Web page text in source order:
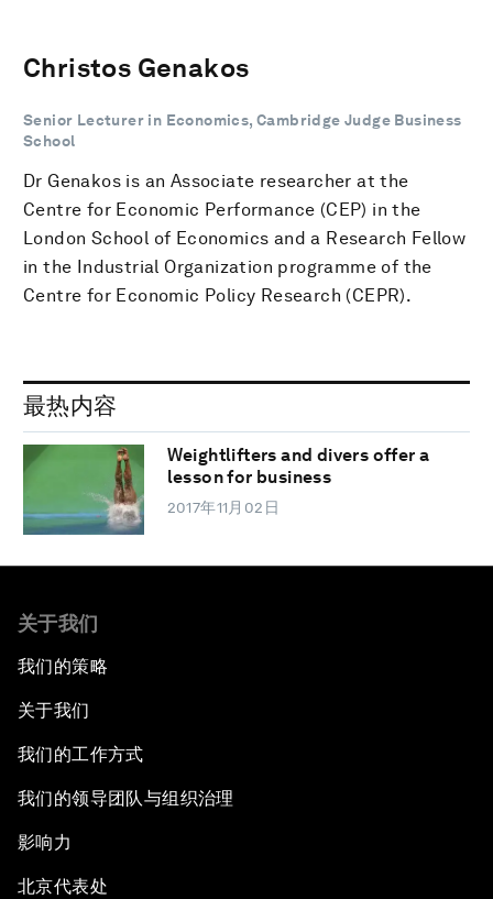
Christos Genakos
Senior Lecturer in Economics, Cambridge Judge Business
School
Dr Genakos is an Associate researcher at the
Centre for Economic Performance (CEP) in the
London School of Economics and a Research Fellow
in the Industrial Organization programme of the
Centre for Economic Policy Research (CEPR).
最热内容
Weightlifters and divers offer a
lesson for business
2017年11月02日
关于我们
我们的策略
关于我们
我们的工作方式
我们的领导团队与组织治理
影响力
北京代表处